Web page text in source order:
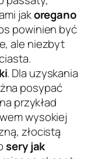
jakoregano
powinien być
ale niezbyt
. Dla uzyskania
posypać
przykład
wysokiej
złocistą
sery jak